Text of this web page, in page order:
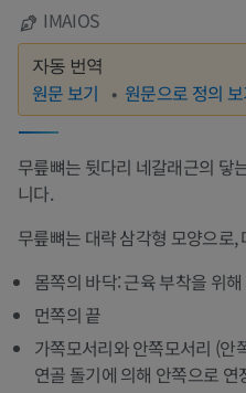
IMAIOS
자동 번역
원문 보기 원문으로 정의
무릎뼈는 뒷다리 네갈래근의 닿
니다.
무릎뼈는 대략 삼각형 모양으로
몸쪽의 바닥: 근육 부착을 위
먼쪽의 끝
가쪽모서리와 안쪽모서리 (안
연골 돌기에 의해 안쪽으로 연